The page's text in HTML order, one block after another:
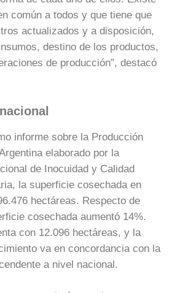
común a todos y que tiene que
actualizados y a disposición,
destino de los productos,
de producción”, destacó
informe sobre la Producción
elaborado por la
de Inocuidad y Calidad
la superficie cosechada en
hectáreas. Respecto de
cosechada aumentó 14%.
con 12.096 hectáreas, y la
va en concordancia con la
a nivel nacional.